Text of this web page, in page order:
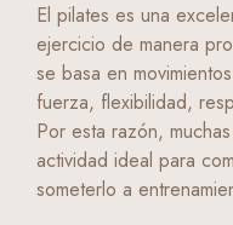
El pilates es una
ejercicio de manera
se basa en
fuerza, flexibilidad,
Por esta razón,
actividad ideal para
someterlo a